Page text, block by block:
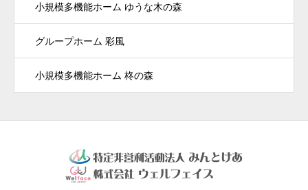
小規模多機能ホーム ゆうな木の森
グループホーム 彩風
小規模多機能ホーム 柊の森